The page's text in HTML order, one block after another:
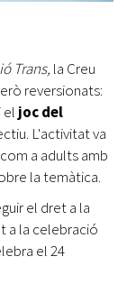
Trans, la Creu
reversionats:
el joc del
L'activitat va
a adults amb
la temàtica.
el dret a la
a la celebració
el 24